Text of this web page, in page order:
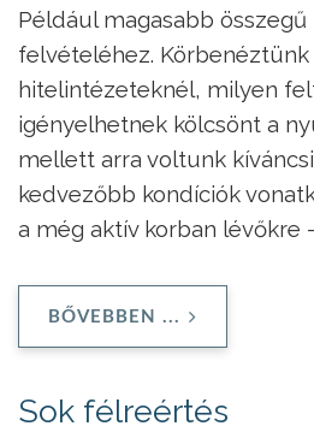
Például magasabb
felvételéhez. Körbenéztünk
hitelintézeteknél, milyen
igényelhetnek kölcsönt a
mellett arra voltunk
kedvezőbb kondíciók
a még aktív korban lévőkre -
BŐVEBBEN ...
Sok félreértés